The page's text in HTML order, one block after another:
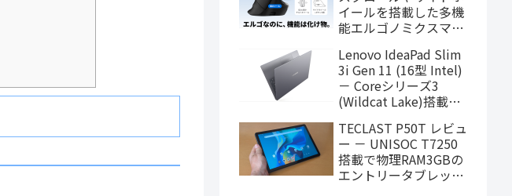
イールを搭載した多機
能エルゴノミクスマウ
ィング中
Lenovo IdeaPad Slim
3i Gen 11 (16型 Intel)
－ Coreシリーズ3
(Wildcat Lake)搭載の
ノート
TECLAST P50T レビュ
ー － UNISOC T7250
搭載で物理RAM3GBの
エントリータブレッ